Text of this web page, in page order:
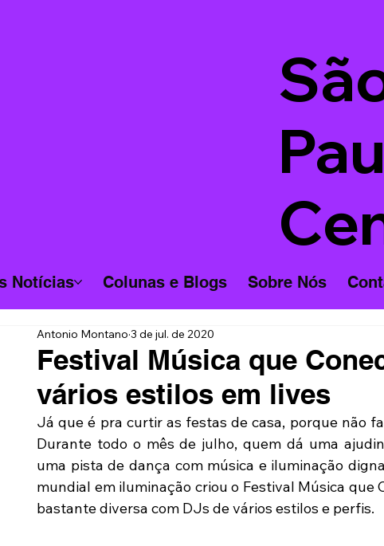
Notícias Colunas e Blogs Sobre Nós
Festival Música que
vários estilos em lives
Antonio Montano 3 de jul. de 2020
Já que é pra curtir as festas de casa, porque não
Durante todo o mês de julho, quem dá uma
uma pista de dança com música e iluminação
mundial em iluminação criou o Festival Música que
bastante diversa com DJs de vários estilos e perfis.